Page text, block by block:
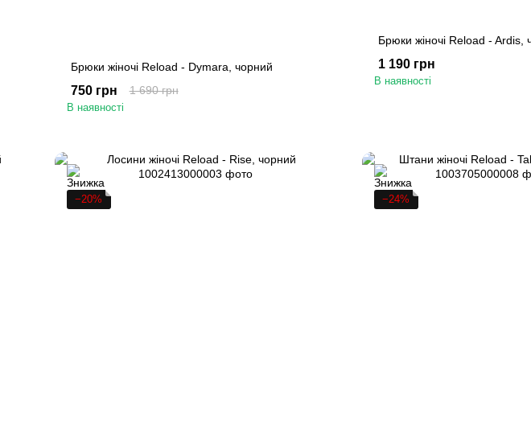
Брюки жіночі Reload - Dymara, чорний
1 690 грн
750 грн
В наявності
Брюки жіночі Reload - Ardis,
1 190 грн
В наявності
−20% −24%